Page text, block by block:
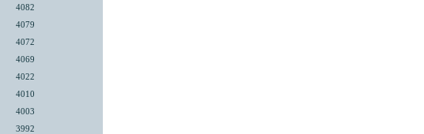
4082
4079
4072
4069
4022
4010
4003
3992